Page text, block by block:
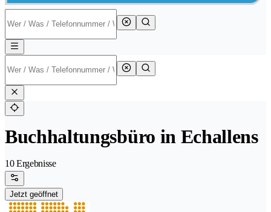
Buchhaltungsbüro in Echallens
10 Ergebnisse
Jetzt geöffnet